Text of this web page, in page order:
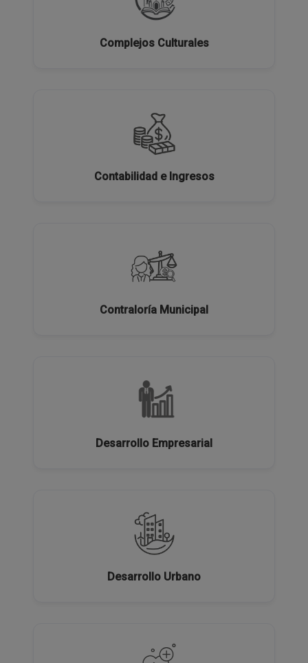
Complejos Culturales
Contabilidad e Ingresos
Contraloría Municipal
Desarrollo Empresarial
Desarrollo Urbano